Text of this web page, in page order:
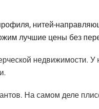
нитей-
лучшие цены без
недвижимости. У
На самом деле